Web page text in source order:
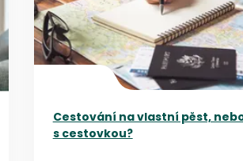
Cestování na vlastní pěst,
s cestovkou?